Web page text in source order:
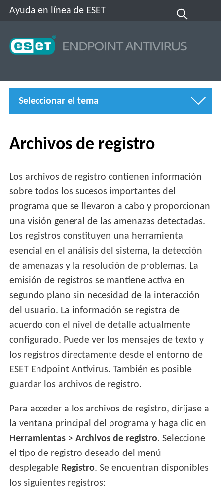
Ayuda en línea de ESET
Seleccionar el tema
Archivos de registro
Los archivos de registro contienen información
sobre todos los sucesos importantes del
programa que se llevaron a cabo y proporcionan
una visión general de las amenazas detectadas.
Los registros constituyen una herramienta
esencial en el análisis del sistema, la detección
de amenazas y la resolución de problemas. La
emisión de registros se mantiene activa en
segundo plano sin necesidad de la interacción
del usuario. La información se registra de
acuerdo con el nivel de detalle actualmente
configurado. Puede ver los mensajes de texto y
los registros directamente desde el entorno de
ESET Endpoint Antivirus. También es posible
guardar los archivos de registro.
Para acceder a los archivos de registro, diríjase a
la ventana principal del programa y haga clic en
Herramientas >Archivos de registro. Seleccione
el tipo de registro deseado del menú
desplegable Registro. Se encuentran disponibles
los siguientes registros: